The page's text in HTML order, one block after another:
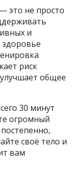
это не просто
и
здоровье
риск
общее
30 минут
огромный
своё тело и
вам